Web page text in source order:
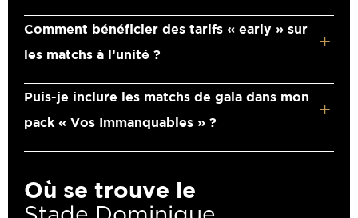
Comment bénéficier des tarifs « early » sur
les matchs à l’unité ?
Pour profiter des tarifs « early » (jusqu’à -20%), il suffit de
réserver vos places dès l’ouverture de la billetterie pour chaque
vague de mise en vente. Ces offres sont disponibles en quantité
Puis-je inclure les matchs de gala dans mon
pack « Vos Immanquables » ?
mise en vente à l’unité. Cela vous garantit l’accès à ces
early » en billetterie classique.
Où se trouve le